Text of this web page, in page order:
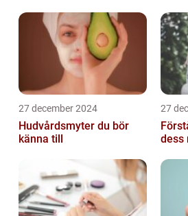
27 december 2024
Hudvårdsmyter du bör
känna till
27
dess